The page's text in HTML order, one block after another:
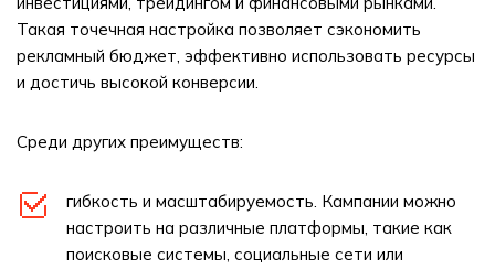
Такая точечная настройка позволяет сэкономить
рекламный бюджет, эффективно использовать ресурсы
и достичь высокой конверсии.
Среди других преимуществ:
гибкость и масштабируемость. Кампании можно
настроить на различные платформы, такие как
поисковые системы, социальные сети или